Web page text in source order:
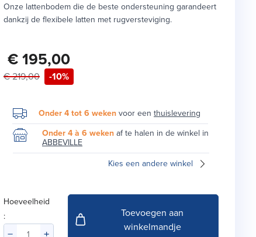
Onze lattenbodem die de beste ondersteuning garandeert
dankzij de flexibele latten met rugversteviging.
€ 195,00
€ 219,00 -10%
Onder 4 tot 6 weken voor een thuislevering
Onder 4 à 6 weken af te halen in de winkel in
ABBEVILLE
Kies een andere winkel
Hoeveelheid
:
Toevoegen aan
winkelmandje